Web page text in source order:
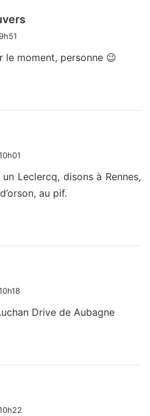
le moment, personne 😉
Leclercq, disons à Rennes,
au pif.
Drive de Aubagne